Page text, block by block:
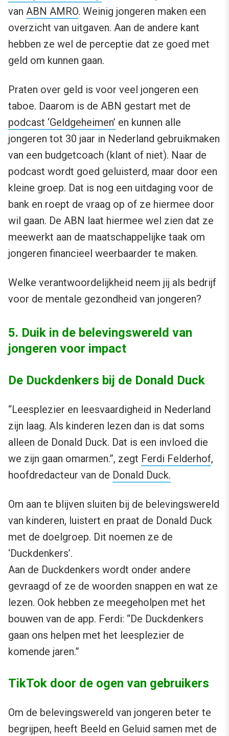
van ABN AMRO. Weinig jongeren maken een
overzicht van uitgaven. Aan de andere kant
hebben ze wel de perceptie dat ze goed met
geld om kunnen gaan.
Praten over geld is voor veel jongeren een
taboe. Daarom is de ABN gestart met de
podcast ‘Geldgeheimen’ en kunnen alle
jongeren tot 30 jaar in Nederland gebruikmaken
van een budgetcoach (klant of niet). Naar de
podcast wordt goed geluisterd, maar door een
kleine groep. Dat is nog een uitdaging voor de
bank en roept de vraag op of ze hiermee door
wil gaan. De ABN laat hiermee wel zien dat ze
meewerkt aan de maatschappelijke taak om
jongeren financieel weerbaarder te maken.
Welke verantwoordelijkheid neem jij als bedrijf
voor de mentale gezondheid van jongeren?
5. Duik in de belevingswereld van
jongeren voor impact
De Duckdenkers bij de Donald Duck
“Leesplezier en leesvaardigheid in Nederland
zijn laag. Als kinderen lezen dan is dat soms
alleen de Donald Duck. Dat is een invloed die
we zijn gaan omarmen.”, zegt Ferdi Felderhof,
hoofdredacteur van de Donald Duck.
Om aan te blijven sluiten bij de belevingswereld
van kinderen, luistert en praat de Donald Duck
met de doelgroep. Dit noemen ze de
‘Duckdenkers’.
Aan de Duckdenkers wordt onder andere
gevraagd of ze de woorden snappen en wat ze
lezen. Ook hebben ze meegeholpen met het
bouwen van de app. Ferdi: “De Duckdenkers
gaan ons helpen met het leesplezier de
komende jaren.”
TikTok door de ogen van gebruikers
Om de belevingswereld van jongeren beter te
begrijpen, heeft Beeld en Geluid samen met de